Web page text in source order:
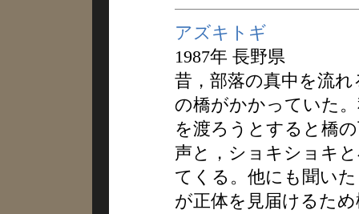
アズキトギ
1987年 長野県
昔，部落の真中を流
の橋がかかっていた
を渡ろうとすると橋
声と，ショキショキ
てくる。他にも聞い
が正体を見届けるた